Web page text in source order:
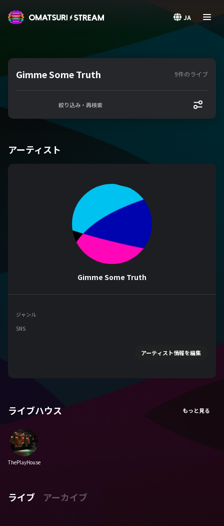
JA
Gimme Some Truth 9件のライブ
絞り込み・再検索
アーティスト
Gimme Some Truth
ジャンル
SNS
アーティスト情報を編集
ライブハウス
ThePlayHouse
ライブ アーカイブ